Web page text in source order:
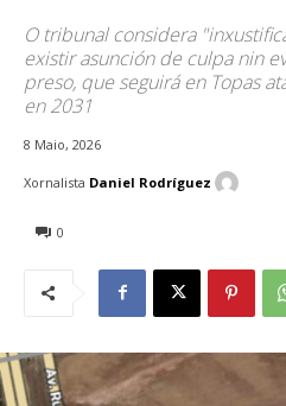
O tribunal considera
existir asunción de culpa nin
preso, que seguirá en Topas
en 2031
8 Maio, 2026
0
Xornalista Daniel Rodríguez